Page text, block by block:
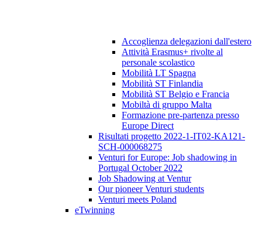
Accoglienza delegazioni dall'estero
Attività Erasmus+ rivolte al
personale scolastico
Mobilità LT Spagna
Mobilità ST Finlandia
Mobilità ST Belgio e Francia
Mobiltà di gruppo Malta
Formazione pre-partenza presso
Europe Direct
Risultati progetto 2022-1-IT02-KA121-
SCH-000068275
Venturi for Europe: Job shadowing in
Portugal October 2022
Job Shadowing at Ventur
Our pioneer Venturi students
Venturi meets Poland
eTwinning